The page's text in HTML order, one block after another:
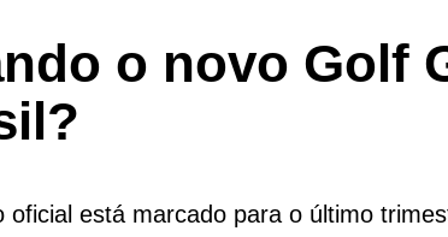
o novo Golf
oficial está marcado para o último